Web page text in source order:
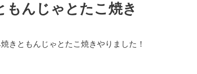
もんじゃとたこ焼き
きともんじゃとたこ焼きやりました！